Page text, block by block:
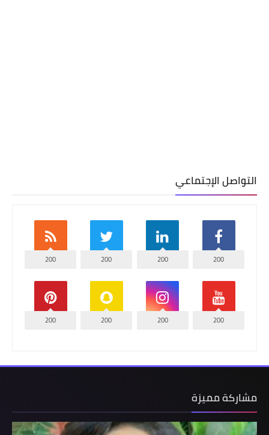
التواصل الإجتماعي
200
200
200
200
200
200
200
200
مشاركة مميزة